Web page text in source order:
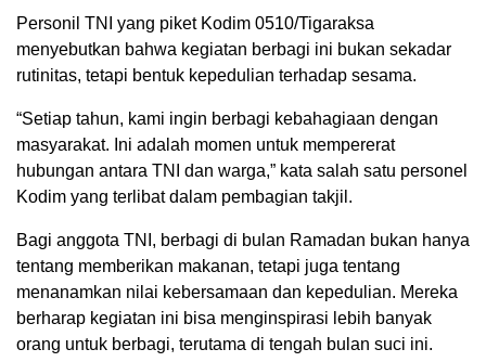
Personil TNI yang piket Kodim 0510/Tigaraksa
menyebutkan bahwa kegiatan berbagi ini bukan sekadar
rutinitas, tetapi bentuk kepedulian terhadap sesama.
“Setiap tahun, kami ingin berbagi kebahagiaan dengan
masyarakat. Ini adalah momen untuk mempererat
hubungan antara TNI dan warga,” kata salah satu personel
Kodim yang terlibat dalam pembagian takjil.
Bagi anggota TNI, berbagi di bulan Ramadan bukan hanya
tentang memberikan makanan, tetapi juga tentang
menanamkan nilai kebersamaan dan kepedulian. Mereka
berharap kegiatan ini bisa menginspirasi lebih banyak
orang untuk berbagi, terutama di tengah bulan suci ini.